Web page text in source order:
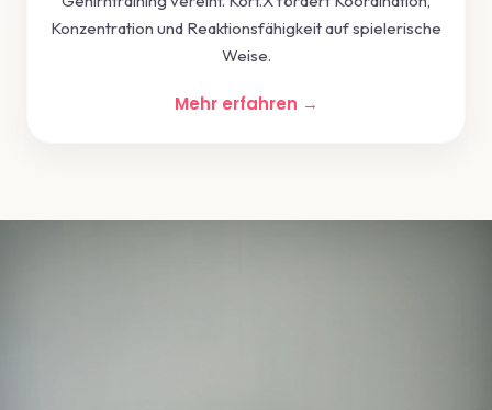
Konzentration und Reaktionsfähigkeit auf spielerische
Weise.
Mehr erfahren →